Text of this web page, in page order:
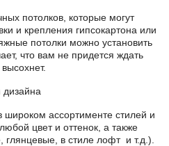
потолков, которые могут
и крепления гипсокартона или
потолки можно установить
что вам не придется ждать
дизайна
ассортименте стилей и
цвет и оттенок, а также
в стиле лофт и т.д.).